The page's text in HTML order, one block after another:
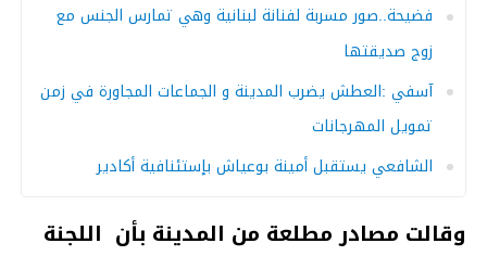
فضيحة..صور مسربة لفنانة لبنانية وهي تمارس الجنس مع
زوج صديقتها
آسفي :العطش يضرب المدينة و الجماعات المجاورة في زمن
تمويل المهرجانات
الشافعي يستقبل أمينة بوعياش بإستئنافية أكادير
وقالت مصادر مطلعة من المدينة بأن اللجنة